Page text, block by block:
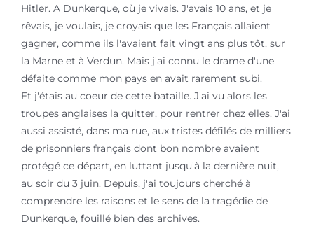
Hitler. A Dunkerque, où je vivais. J'avais 10 ans, et je
rêvais, je voulais, je croyais que les Français allaient
gagner, comme ils l'avaient fait vingt ans plus tôt, sur
la Marne et à Verdun. Mais j'ai connu le drame d'une
défaite comme mon pays en avait rarement subi.
Et j'étais au coeur de cette bataille. J'ai vu alors les
troupes anglaises la quitter, pour rentrer chez elles. J'ai
aussi assisté, dans ma rue, aux tristes défilés de milliers
de prisonniers français dont bon nombre avaient
protégé ce départ, en luttant jusqu'à la dernière nuit,
au soir du 3 juin. Depuis, j'ai toujours cherché à
comprendre les raisons et le sens de la tragédie de
Dunkerque, fouillé bien des archives.